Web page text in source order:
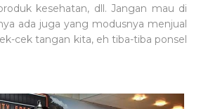
kesehatan, dll. Jangan mau di
ada juga yang modusnya menjual
cek tangan kita, eh tiba-tiba ponsel